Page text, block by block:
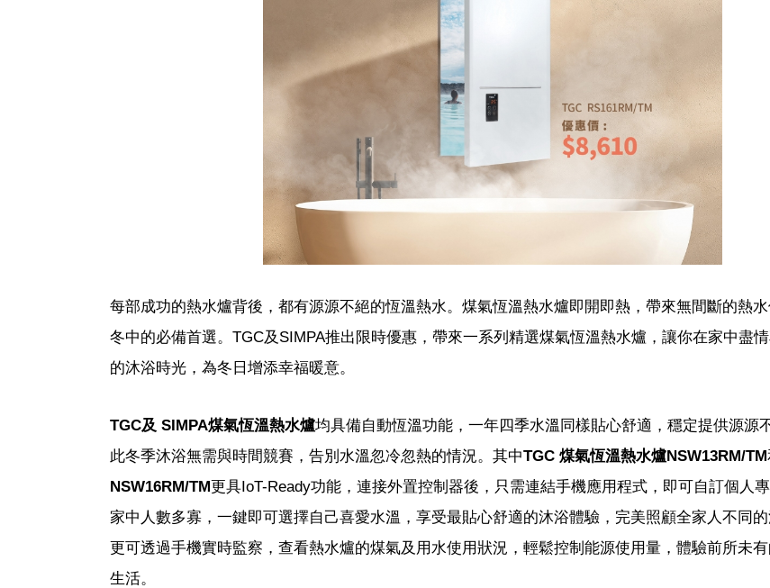
每部成功的熱水爐背後，都有源源不絕的恆溫熱水。煤氣恆溫熱水爐即開即熱，帶來無間斷的熱
冬中的必備首選。TGC及SIMPA推出限時優惠，帶來一系列精選煤氣恆溫熱水爐，讓你在家中盡
的沐浴時光，為冬日增添幸福暖意。
TGC及 SIMPA煤氣恆溫熱水爐均具備自動恆溫功能，一年四季水溫同樣貼心舒適，穩定提供源源
此冬季沐浴無需與時間競賽，告別水溫忽冷忽熱的情況。其中TGC 煤氣恆溫熱水爐NSW13RM/TM
NSW16RM/TM更具IoT-Ready功能，連接外置控制器後，只需連結手機應用程式，即可自訂個人
家中人數多寡，一鍵即可選擇自己喜愛水溫，享受最貼心舒適的沐浴體驗，完美照顧全家人不同
更可透過手機實時監察，查看熱水爐的煤氣及用水使用狀況，輕鬆控制能源使用量，體驗前所未
生活。